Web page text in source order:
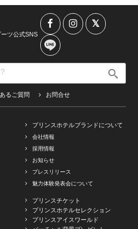
ツ公式SNS
るご質問 お問合せ
プリンスホテルブランドについて
会社情報
採用情報
お知らせ
プレスリリース
魅力体験発表会について
プリンスチケット
プリンスホテルセレクション
プリンスアイスワールド